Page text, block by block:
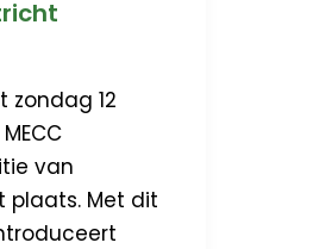
zondag 12
van
plaats. Met dit